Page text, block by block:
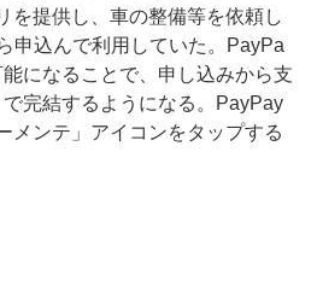
を提供し、車の整備等を依頼し
申込んで利用していた。PayPa
になることで、申し込みから支
完結するようになる。PayPay
メンテ」アイコンをタップする